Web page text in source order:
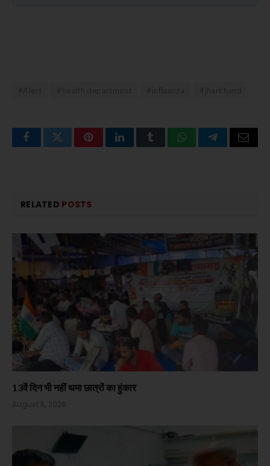
FacebookTwitterPinterestLinkedInTumblrWhatsAppTelegramEmail
RELATED POSTS
13वें दिन भी नहीं थमा छात्रों का हुंकार
August 6, 2026